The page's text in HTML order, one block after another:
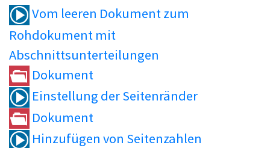
Vom leeren Dokument zum
Rohdokument mit
Abschnittsunterteilungen
Dokument
Einstellung der Seitenränder
Dokument
Hinzufügen von Seitenzahlen